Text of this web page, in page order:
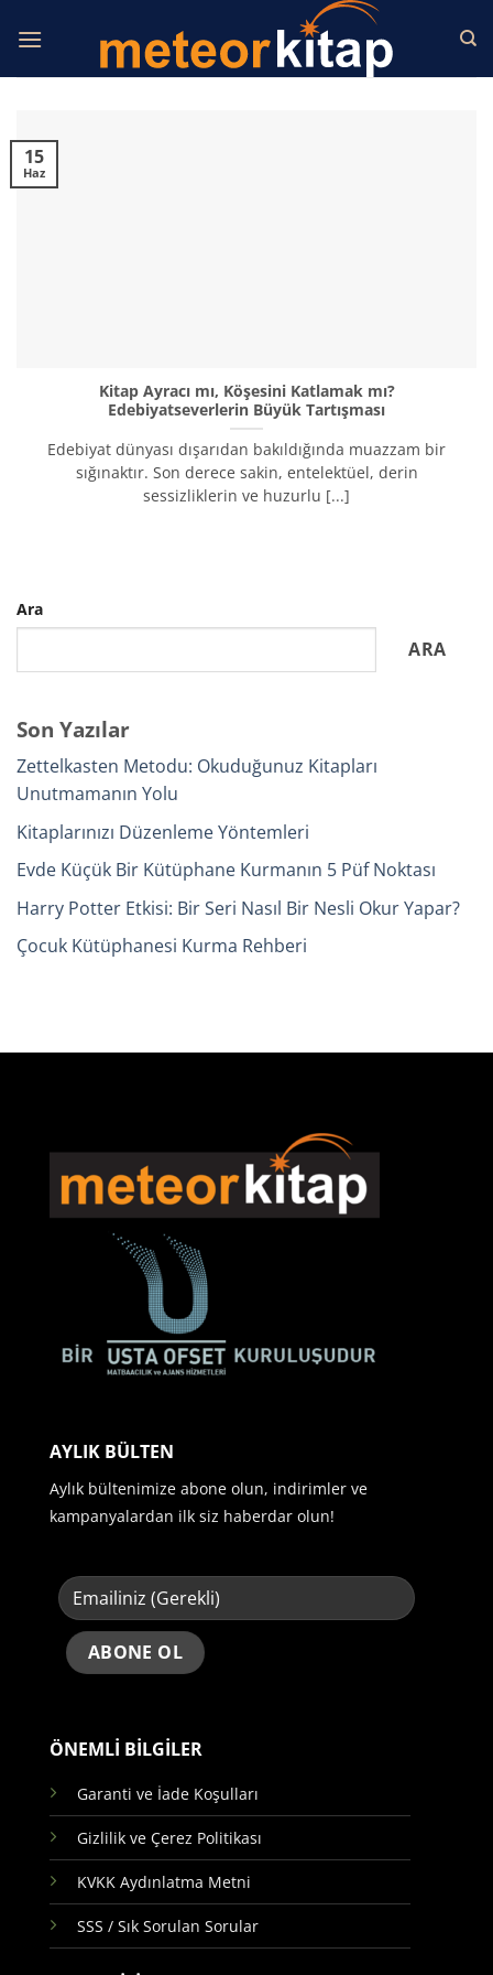
atla
Kitap Ayracı mı, Köşesini Katlamak mı?
Edebiyatseverlerin Büyük Tartışması
Edebiyat dünyası dışarıdan bakıldığında muazzam bir
sığınaktır. Son derece sakin, entelektüel, derin
sessizliklerin ve huzurlu [...]
15
Haz
Ara
ARA
Son Yazılar
Zettelkasten Metodu: Okuduğunuz Kitapları
Unutmamanın Yolu
Kitaplarınızı Düzenleme Yöntemleri
Evde Küçük Bir Kütüphane Kurmanın 5 Püf Noktası
Harry Potter Etkisi: Bir Seri Nasıl Bir Nesli Okur Yapar?
Çocuk Kütüphanesi Kurma Rehberi
ÖNEMLİ BİLGİLER
Garanti ve İade Koşulları
Gizlilik ve Çerez Politikası
KVKK Aydınlatma Metni
SSS / Sık Sorulan Sorular
AYLIK BÜLTEN
Aylık bültenimize abone olun, indirimler ve
kampanyalardan ilk siz haberdar olun!